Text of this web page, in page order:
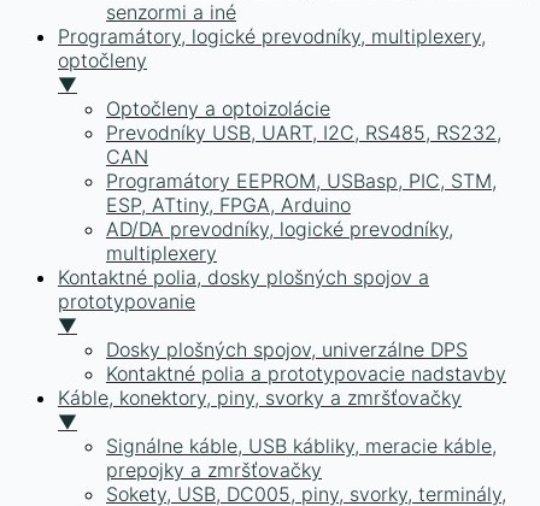
senzormi a iné
Programátory, logické prevodníky, multiplexery,
optočleny
▼
Optočleny a optoizolácie
Prevodníky USB, UART, I2C, RS485, RS232,
CAN
Programátory EEPROM, USBasp, PIC, STM,
ESP, ATtiny, FPGA, Arduino
AD/DA prevodníky, logické prevodníky,
multiplexery
Kontaktné polia, dosky plošných spojov a
prototypovanie
▼
Dosky plošných spojov, univerzálne DPS
Kontaktné polia a prototypovacie nadstavby
Káble, konektory, piny, svorky a zmršťovačky
▼
Signálne káble, USB kábliky, meracie káble,
prepojky a zmršťovačky
Sokety, USB, DC005, piny, svorky, terminály,